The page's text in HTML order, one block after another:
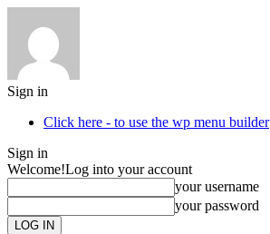
Sign in
Click here - to use the wp menu builder
Sign in
Welcome!Log into your account
your username
your password